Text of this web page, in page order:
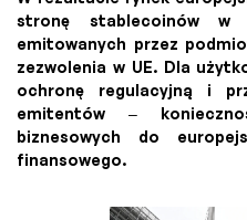
stronę stablecoinów w
emitowanych przez
zezwolenia w UE. Dla
ochronę regulacyjną i
emitentów –
biznesowych do
finansowego.